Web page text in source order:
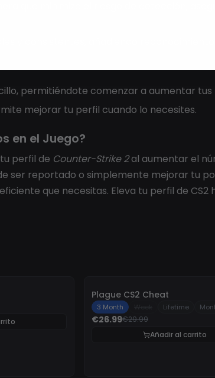
que minimiza el riesgo de detección,
y consistentes, añadiendo
permitiéndote comenzar a aumentar
mejorar tu perfil cuando lo necesites.
en el Juego?
perfil de Counter-Strike 2al aumentar el
ser reportado o simplemente mejorar tu
que necesitas. Eleva tu perfil de
-
Plague CS2 Cheat
3 Month Lifetime
€26.99€29.99
Añadir al carrito